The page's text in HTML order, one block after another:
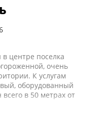
в центре поселка
очень
К услугам
оборудованный
в 50 метрах от